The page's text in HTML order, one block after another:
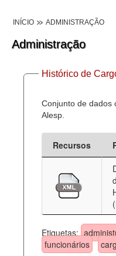
Dados Abertos Alesp
Lei de Acesso à
Dados
Planejamento
Catálogo de dados
Processo Legislativo
Administração
Legislação
Agenda
INÍCIO ADMINISTRAÇÃO
Administração
Histórico de
Conjunto de dados
Alesp.
Recursos
Etiquetas:
funcionários